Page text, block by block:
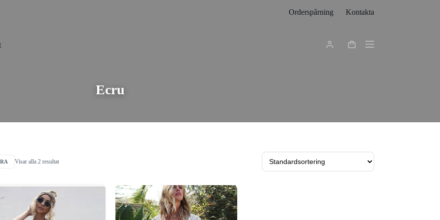
Orderspårning Kontakta
Varukorg
Ecru
Visar alla 2 resultat